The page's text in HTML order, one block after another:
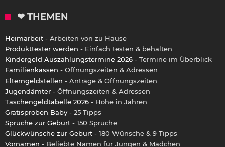
❤ THEMEN
Heimarbeit - Arbeiten von zu Hause
Produkttester werden - Einfach testen & behalten
Kindergeld Auszahlungstermine 2026 - Termine im Überblick
Familienkassen - Öffnungszeiten & Adressen
Elterngeldstellen - Anträge & Öffnungszeiten
Jugendämter - Öffnungszeiten & Adressen
Taschengeldtabelle 2026 - Höhe in Jahren
Gratisproben Baby - 25 Tipps
Sprüche zur Geburt - 150 Sprüche
Glückwünsche zur Geburt - 180 Wünsche & 9 Tipps
Vornamen - Beliebte Namen für Jungen & Mädchen